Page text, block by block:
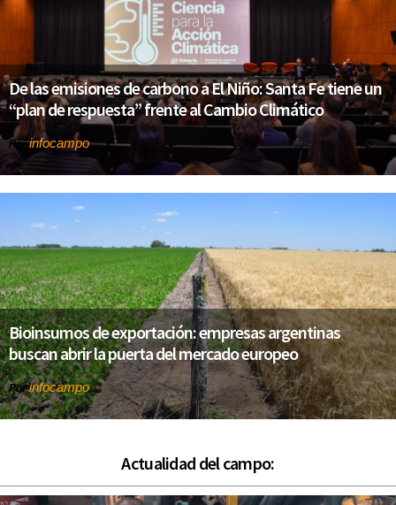
De las emisiones de carbono a El Niño: Santa Fe tiene un
“plan de respuesta” frente al Cambio Climático
Porinfocampo
Bioinsumos de exportación: empresas argentinas
buscan abrir la puerta del mercado europeo
Porinfocampo
Actualidad del campo: